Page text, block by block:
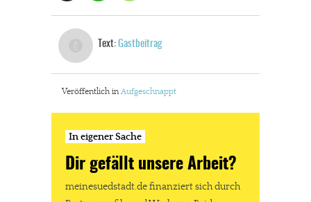
Text: Gastbeitrag
Veröffentlich inAufgeschnappt
In eigener Sache
Dir gefällt unsere Arbeit?
meinesuedstadt.de finanziert sich durch